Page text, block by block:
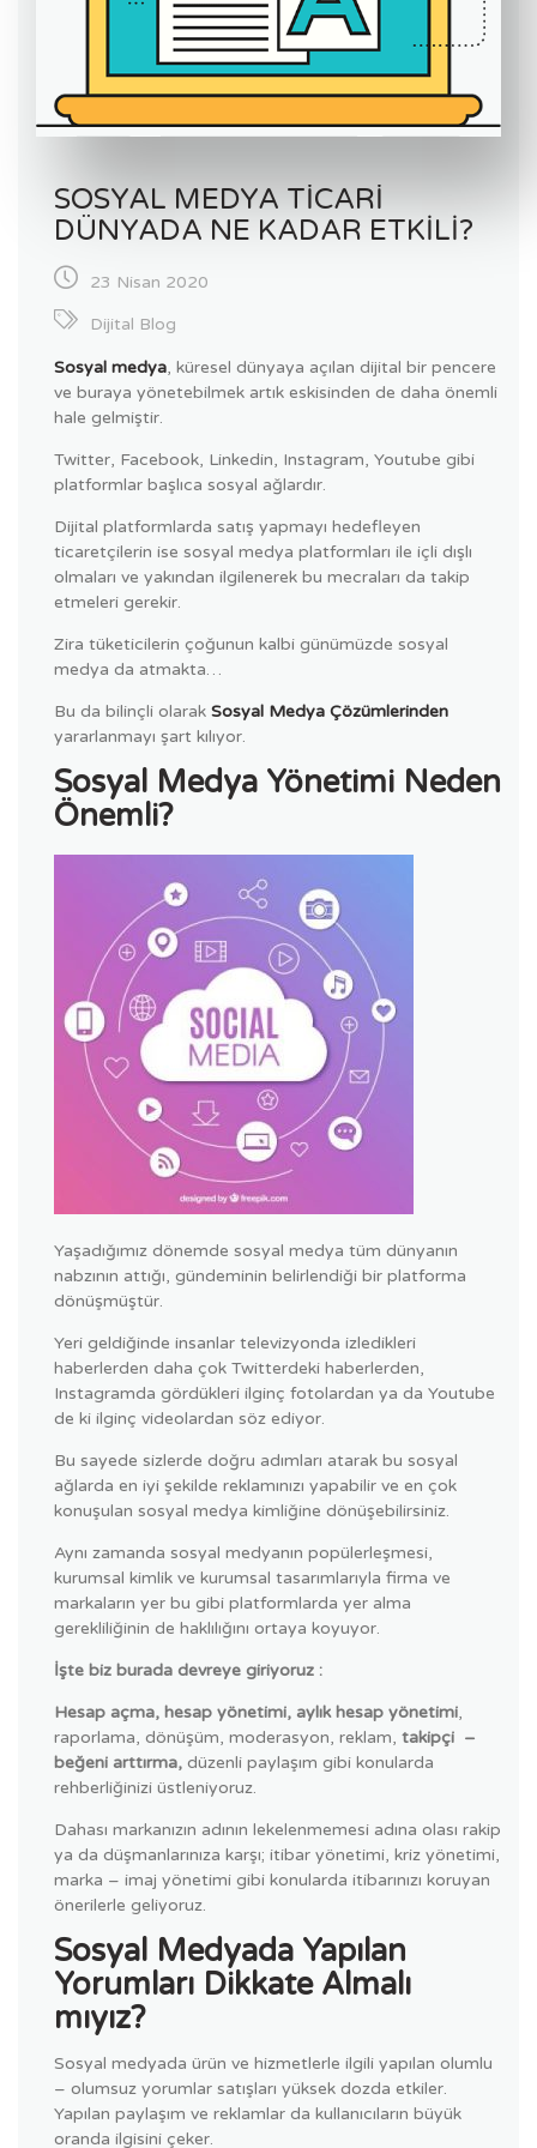
SOSYAL MEDYA TICARI
DÜNYADA NE KADAR ETKILI?
23 Nisan 2020
Dijital Blog
Sosyal medya, küresel dünyaya açılan dijital bir pencere
ve buraya yönetebilmek artık eskisinden de daha önemli
hale gelmiştir.
Twitter, Facebook, Linkedin, Instagram, Youtube gibi
platformlar başlıca sosyal ağlardır.
Dijital platformlarda satış yapmayı hedefleyen
ticaretçilerin ise sosyal medya platformları ile içli dışlı
olmaları ve yakından ilgilenerek bu mecraları da takip
etmeleri gerekir.
Zira tüketicilerin çoğunun kalbi günümüzde sosyal
medya da atmakta…
Bu da bilinçli olarak Sosyal Medya Çözümlerinden
yararlanmayı şart kılıyor.
Sosyal Medya Yönetimi Neden
Önemli?
Yaşadığımız dönemde sosyal medya tüm dünyanın
nabzının attığı, gündeminin belirlendiği bir platforma
dönüşmüştür.
Yeri geldiğinde insanlar televizyonda izledikleri
haberlerden daha çok Twitterdeki haberlerden,
Instagramda gördükleri ilginç fotolardan ya da Youtube
de ki ilginç videolardan söz ediyor.
Bu sayede sizlerde doğru adımları atarak bu sosyal
ağlarda en iyi şekilde reklamınızı yapabilir ve en çok
konuşulan sosyal medya kimliğine dönüşebilirsiniz.
Aynı zamanda sosyal medyanın popülerleşmesi,
kurumsal kimlik ve kurumsal tasarımlarıyla firma ve
markaların yer bu gibi platformlarda yer alma
gerekliliğinin de haklılığını ortaya koyuyor.
İşte biz burada devreye giriyoruz :
Hesap açma, hesap yönetimi, aylık hesap yönetimi,
raporlama, dönüşüm, moderasyon, reklam, takipçi –
beğeni arttırma, düzenli paylaşım gibi konularda
rehberliğinizi üstleniyoruz.
Dahası markanızın adının lekelenmemesi adına olası rakip
ya da düşmanlarınıza karşı; itibar yönetimi, kriz yönetimi,
marka – imaj yönetimi gibi konularda itibarınızı koruyan
önerilerle geliyoruz.
Sosyal Medyada Yapılan
Yorumları Dikkate Almalı
mıyız?
Sosyal medyada ürün ve hizmetlerle ilgili yapılan olumlu
– olumsuz yorumlar satışları yüksek dozda etkiler.
Yapılan paylaşım ve reklamlar da kullanıcıların büyük
oranda ilgisini çeker.